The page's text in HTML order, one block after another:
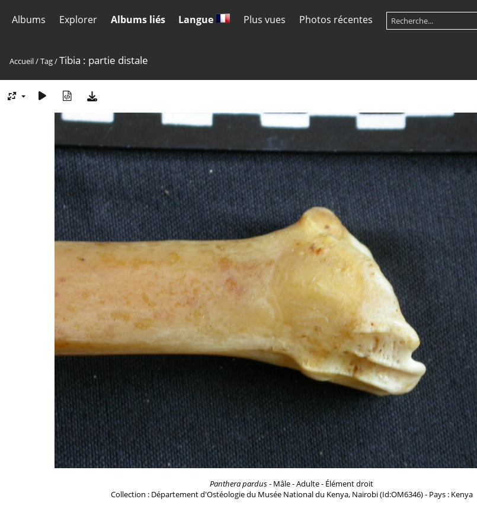
Albums Explorer Albums liés Langue Plus vues Photos récentes
Accueil/Tag/Tibia : partie distale
Panthera pardus- Mâle - Adulte - Élément droit
Collection : Département d'Ostéologie du Musée National du Kenya, Nairobi (Id:OM6346) - Pays : Kenya